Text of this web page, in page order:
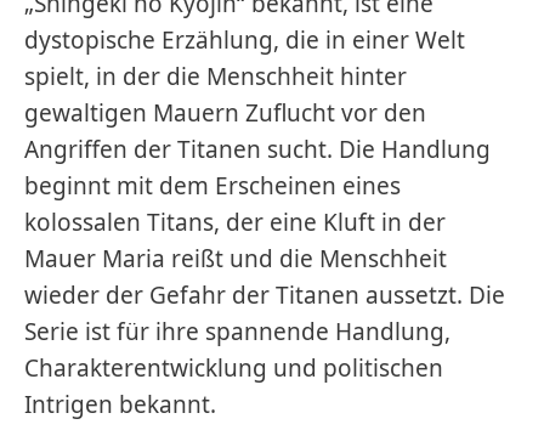
dystopische Erzählung, die in einer Welt
spielt, in der die Menschheit hinter
gewaltigen Mauern Zuflucht vor den
Angriffen der Titanen sucht. Die Handlung
beginnt mit dem Erscheinen eines
kolossalen Titans, der eine Kluft in der
Mauer Maria reißt und die Menschheit
wieder der Gefahr der Titanen aussetzt. Die
Serie ist für ihre spannende Handlung,
Charakterentwicklung und politischen
Intrigen bekannt.